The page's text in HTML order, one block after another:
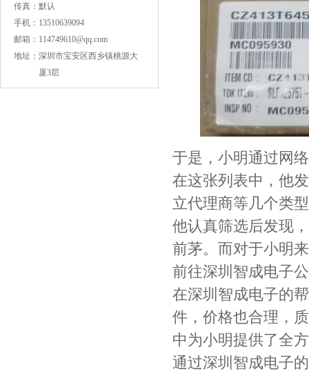
传真： 默认
手机： 13510639094
邮箱： 114749610@qq.com
地址： 深圳市宝安区西乡镇桃源大
厦3层
于是，小明通过网
在这张列表中，他
立代理商等几个类
他认真筛选后发现
前茅。而对于小明
前往深圳智成电子
在深圳智成电子的
件，价格也合理，
中为小明提供了全
通过深圳智成电子